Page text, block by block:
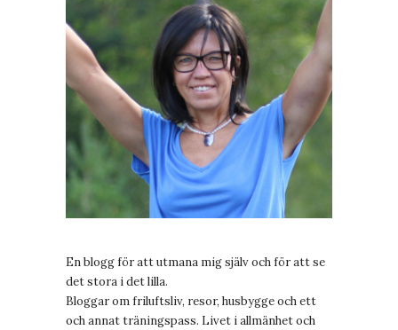
En blogg för att utmana mig själv och för att se
det stora i det lilla.
Bloggar om friluftsliv, resor, husbygge och ett
och annat träningspass. Livet i allmänhet och